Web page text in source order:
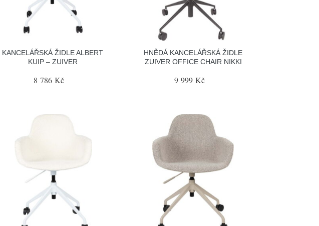
KANCELÁŘSKÁ ŽIDLE ALBERT
KUIP – ZUIVER
8 786 Kč
HNĚDÁ KANCELÁŘSKÁ ŽIDLE
ZUIVER OFFICE CHAIR NIKKI
9 999 Kč